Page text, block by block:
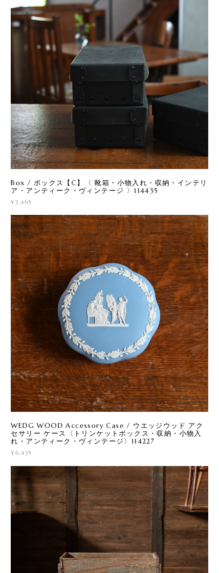
Box / ボックス【C】〈 靴箱・小物入れ・収納・インテリ
ア・アンティーク・ヴィンテージ 〉114435
¥3,465
WEDG WOOD Accessory Case / ウエッジウッド アク
セサリー ケース〈トリンケットボックス・収納・小物入
れ・アンティーク・ヴィンテージ〉114227
¥6,435